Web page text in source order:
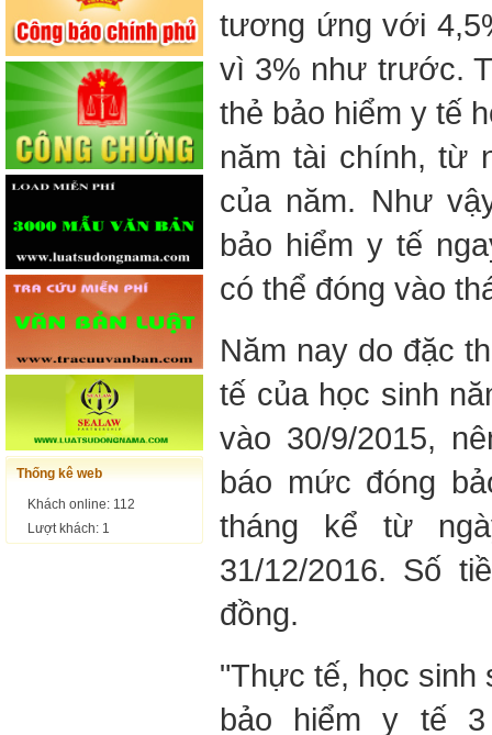
Thống kê web
Khách online: 112
Lượt khách: 1
tương ứng với
vì 3% như trước.
thẻ bảo hiểm y tế
năm tài chính, từ
của năm. Như
bảo hiểm y tế
có thể đóng vào
Năm nay do đặc
tế của học sinh
vào 30/9/2015,
báo mức đóng
tháng kể từ
31/12/2016. Số
đồng.
"Thực tế, học sinh
bảo hiểm y tế